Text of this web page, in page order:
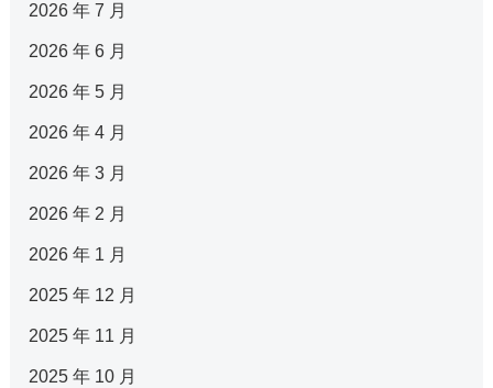
2026 年 7 月
2026 年 6 月
2026 年 5 月
2026 年 4 月
2026 年 3 月
2026 年 2 月
2026 年 1 月
2025 年 12 月
2025 年 11 月
2025 年 10 月